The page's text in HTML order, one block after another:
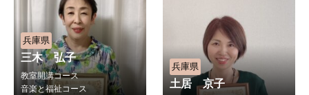
兵庫県
三木 弘子
教室開講コース
音楽と福祉コース
兵庫県
土居 京子